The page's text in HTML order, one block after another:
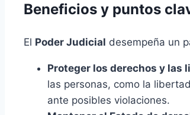
Beneficios y puntos
El Poder Judicial desempeña un
Proteger los derechos y las
las personas, como la
ante posibles violaciones.